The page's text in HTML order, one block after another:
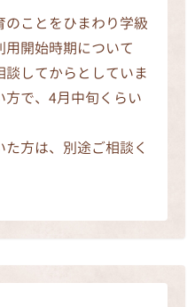
のことをひまわり学級
用開始時期について
談してからとしていま
方で、4月中旬くらい
方は、別途ご相談く